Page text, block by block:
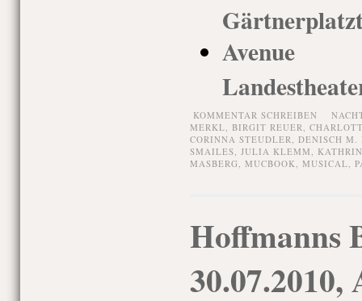
Avenue
KOMMENTAR SCHREIBEN
MERKL, BIRGIT REUER,
CORINNA STEUDLER, DENISCH M.
SMAILES, JULIA KLEMM,
MASBERG, MUCBOOK, MUSICAL,
Hoffmanns
30.07.2010,